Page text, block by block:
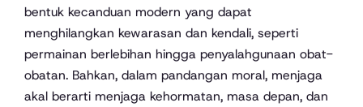
bentuk kecanduan modern yang dapat
menghilangkan kewarasan dan kendali, seperti
permainan berlebihan hingga penyalahgunaan obat-
obatan. Bahkan, dalam pandangan moral, menjaga
akal berarti menjaga kehormatan, masa depan, dan